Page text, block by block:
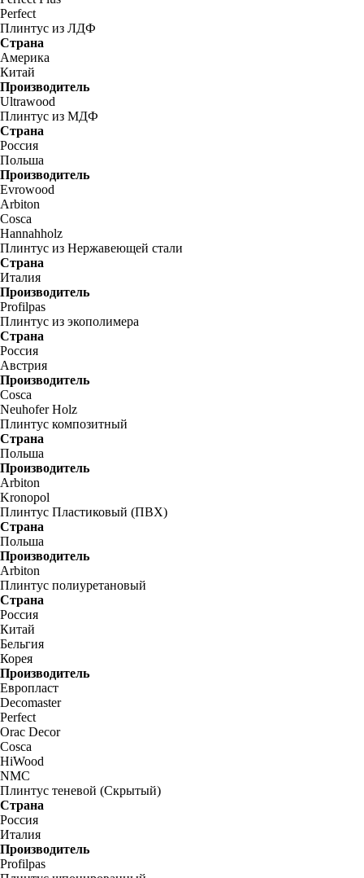
Perfect
Плинтус из ЛДФ
Страна
Америка
Китай
Производитель
Ultrawood
Плинтус из МДФ
Страна
Россия
Польша
Производитель
Evrowood
Arbiton
Cosca
Hannahholz
Плинтус из Нержавеющей стали
Страна
Италия
Производитель
Profilpas
Плинтус из экополимера
Страна
Россия
Австрия
Производитель
Cosca
Neuhofer Holz
Плинтус композитный
Страна
Польша
Производитель
Arbiton
Kronopol
Плинтус Пластиковый (ПВХ)
Страна
Польша
Производитель
Arbiton
Плинтус полиуретановый
Страна
Россия
Китай
Бельгия
Корея
Производитель
Европласт
Decomaster
Perfect
Orac Decor
Cosca
HiWood
NMC
Плинтус теневой (Скрытый)
Страна
Россия
Италия
Производитель
Profilpas